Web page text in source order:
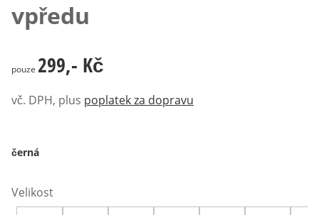
vpředu
299,- Kč
pouze 299,- Kč
vč. DPH, plus poplatek za dopravu
černá
Velikost